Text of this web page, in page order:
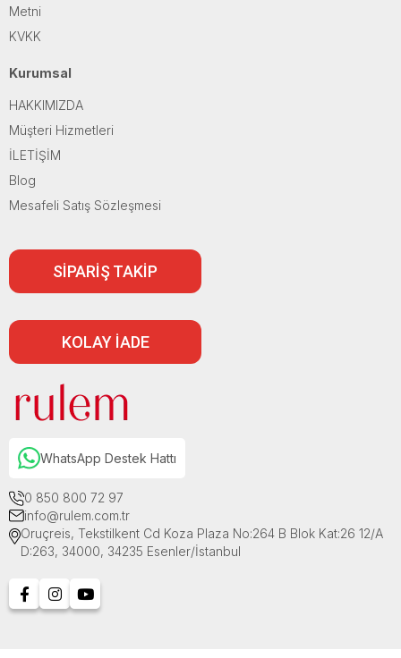
Metni
KVKK
Kurumsal
HAKKIMIZDA
Müşteri Hizmetleri
İLETİŞİM
Blog
Mesafeli Satış Sözleşmesi
SİPARİŞ TAKİP
KOLAY İADE
WhatsApp Destek Hattı
0 850 800 72 97
info@rulem.com.tr
Oruçreis, Tekstilkent Cd Koza Plaza No:264 B Blok Kat:26 12/A
D:263, 34000, 34235 Esenler/İstanbul